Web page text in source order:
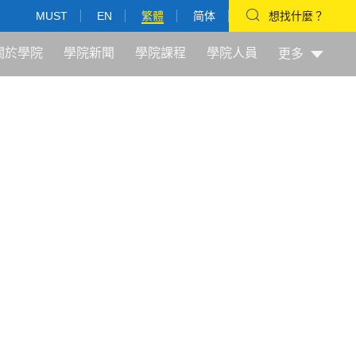
MUST EN 繁體 简体 想找什麼？
於學院 學院新聞 學院課程 學院人員 更多